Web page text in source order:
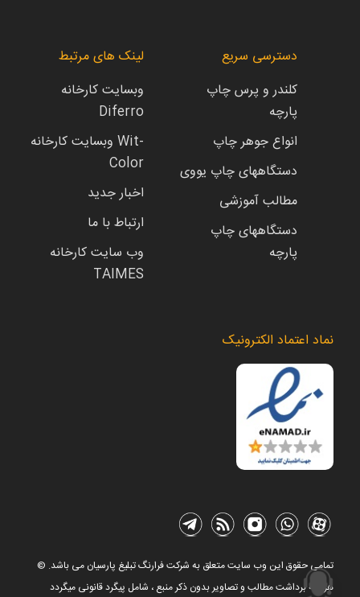
دسترسی سریع
کلندر و پرس چاپ
پارچه
انواع جوهر چاپ
دستگاههای چاپ یووی
مطالب آموزشی
دستگاههای چاپ
پارچه
لینک های مرتبط
وبسایت کارخانه
Diferro
وبسایت کارخانه Wit-
Color
اخبار جدید
ارتباط با ما
وب سایت کارخانه
TAIMES
نماد اعتماد الکترونیک
© تمامی حقوق این وب سایت متعلق به شرکت فرارنگ تبلیغ پارسیان می باشد.
هرگونه برداشت مطالب و تصاویر بدون ذکر منبع ، شامل پیگرد قانونی میگردد